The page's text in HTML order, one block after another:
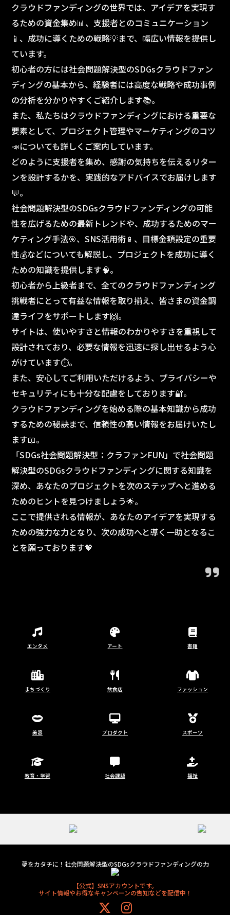
クラウドファンディングの世界では、アイデアを実現す
るための資金集め📊、支援者とのコミュニケーション
📱、成功に導くための戦略💡まで、幅広い情報を提供し
ています。
初心者の方には社会問題解決型のSDGsクラウドファン
ディングの基本から、経験者には高度な戦略や成功事例
の分析を分かりやすくご紹介します📚。
また、私たちはクラウドファンディングにおける重要な
要素として、プロジェクト管理やマーケティングのコツ
📣についても詳しくご案内しています。
どのように支援者を集め、感謝の気持ちを伝えるリター
ンを設計するかを、実践的なアドバイスでお届けします
💬。
社会問題解決型のSDGsクラウドファンディングの可能
性を広げるための最新トレンドや、成功するためのマー
ケティング手法🎯、SNS活用術📱、目標金額設定の重要
性💰などについても解説し、プロジェクトを成功に導く
ための知識を提供します🧠。
初心者から上級者まで、全てのクラウドファンディング
挑戦者にとって有益な情報を取り揃え、皆さまの資金調
達ライフをサポートします🙌。
サイトは、使いやすさと情報のわかりやすさを重視して
設計されており、必要な情報を迅速に探し出せるよう心
がけています⏱️。
また、安心してご利用いただけるよう、プライバシーや
セキュリティにも十分な配慮をしております🔐。
クラウドファンディングを始める際の基本知識から成功
するための秘訣まで、信頼性の高い情報をお届けいたし
ます📖。
「SDGs社会問題解決型：クラファンFUN」で社会問題
解決型のSDGsクラウドファンディングに関する知識を
深め、あなたのプロジェクトを次のステップへと進める
ためのヒントを見つけましょう🌟。
ここで提供される情報が、あなたのアイデアを実現する
ための強力な力となり、次の成功へと導く一助となるこ
とを願っております💖
エンタメ アート 書籍
まちづくり 飲食店 ファッション
美容 プロダクト スポーツ
教育・学習 社会課題 福祉
夢をカタチに！社会問題解決型のSDGsクラウドファンディングの力
【公式】SNSアカウントです。
サイト情報やお得なキャンペーンの告知などを配信中！